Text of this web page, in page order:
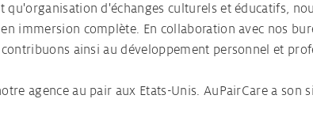
Visa Au
d'échanges culturels et éducatifs,
immersion complète. En collaboration avec nos
ainsi au développement personnel et
agence au pair aux Etats-Unis. AuPairCare a son